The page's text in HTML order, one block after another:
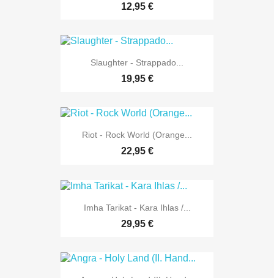
12,95 €
Slaughter - Strappado...
19,95 €
Riot - Rock World (Orange...
22,95 €
Imha Tarikat - Kara Ihlas /...
29,95 €